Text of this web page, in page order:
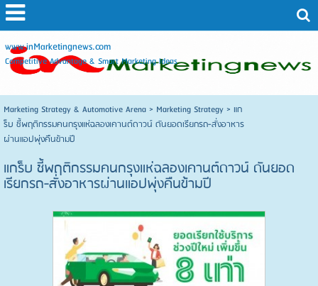
www.inMarketingnews.com
Competitive Advantage & Smart Marketing Ideas
Marketing Strategy & Automotive Arena> Marketing Strategy> แก
ร็บ ชี้พฤติกรรมคนกรุงแห่ฉลองเคานต์ดาวน์ ดันยอดเรียกรถ-สั่งอาหาร
ผ่านแอปพุ่งคืนข้ามปี
แกร็บ ชี้พฤติกรรมคนกรุงแห่ฉลองเคานต์ดาวน์ ดันยอด
เรียกรถ-สั่งอาหารผ่านแอปพุ่งคืนข้ามปี